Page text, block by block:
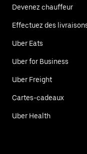
Devenez chauffeur
Effectuez des
Uber Eats
Uber for Business
Uber Freight
Cartes-cadeaux
Uber Health